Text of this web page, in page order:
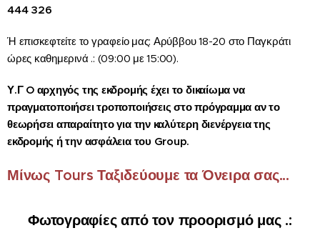
444 326
Ή επισκεφτείτε το γραφείο μας: Αρύββου 18-20 στο Παγκράτι
ώρες καθημερινά .: (09:00 με 15:00).
Υ.Γ O αρχηγός της εκδρομής έχει το δικαίωμα να
πραγματοποιήσει τροποποιήσεις στο πρόγραμμα αν το
θεωρήσει απαραίτητο για την καλύτερη διενέργεια της
εκδρομής ή την ασφάλεια του Group.
Μίνως Tours Ταξιδεύουμε τα Όνειρα σας...
Φωτογραφίες από τον προορισμό μας .: